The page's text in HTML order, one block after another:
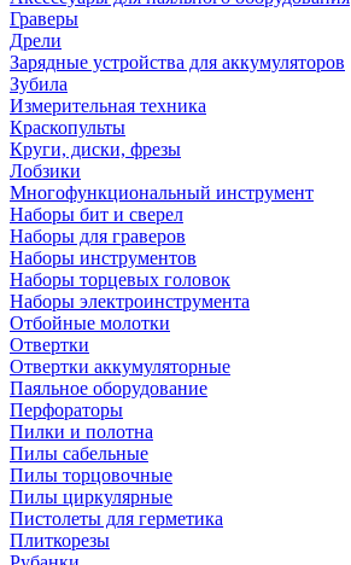
Граверы
Дрели
Зарядные устройства для аккумуляторов
Зубила
Измерительная техника
Краскопульты
Круги, диски, фрезы
Лобзики
Многофункциональный инструмент
Наборы бит и сверел
Наборы для граверов
Наборы инструментов
Наборы торцевых головок
Наборы электроинструмента
Отбойные молотки
Отвертки
Отвертки аккумуляторные
Паяльное оборудование
Перфораторы
Пилки и полотна
Пилы сабельные
Пилы торцовочные
Пилы циркулярные
Пистолеты для герметика
Плиткорезы